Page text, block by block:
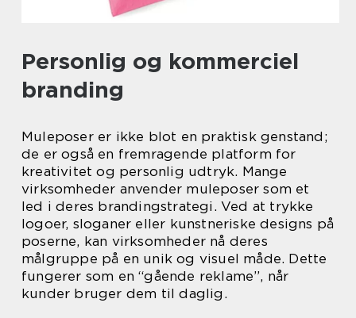
Personlig og kommerciel
branding
Muleposer er ikke blot en praktisk genstand;
de er også en fremragende platform for
kreativitet og personlig udtryk. Mange
virksomheder anvender muleposer som et
led i deres brandingstrategi. Ved at trykke
logoer, sloganer eller kunstneriske designs på
poserne, kan virksomheder nå deres
målgruppe på en unik og visuel måde. Dette
fungerer som en “gående reklame”, når
kunder bruger dem til daglig.